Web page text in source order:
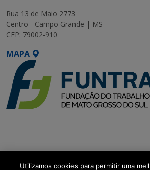
Rua 13 de Maio 2773
Centro - Campo Grande | MS
CEP: 79002-910
MAPA
Transformação Digital
Utilizamos cookies para permitir uma